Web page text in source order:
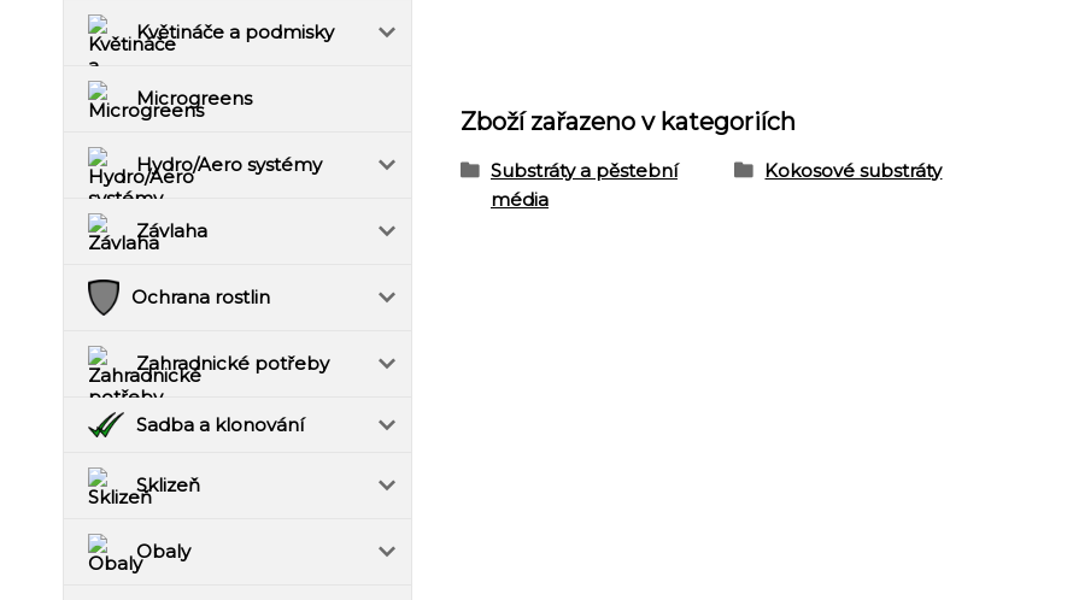
Květináče a podmisky
Microgreens
Hydro/Aero systémy
Závlaha
Ochrana rostlin
Zahradnické potřeby
Sadba a klonování
Sklizeň
Obaly
Zboží zařazeno v kategoriích
Substráty a pěstební
média
Kokosové substráty